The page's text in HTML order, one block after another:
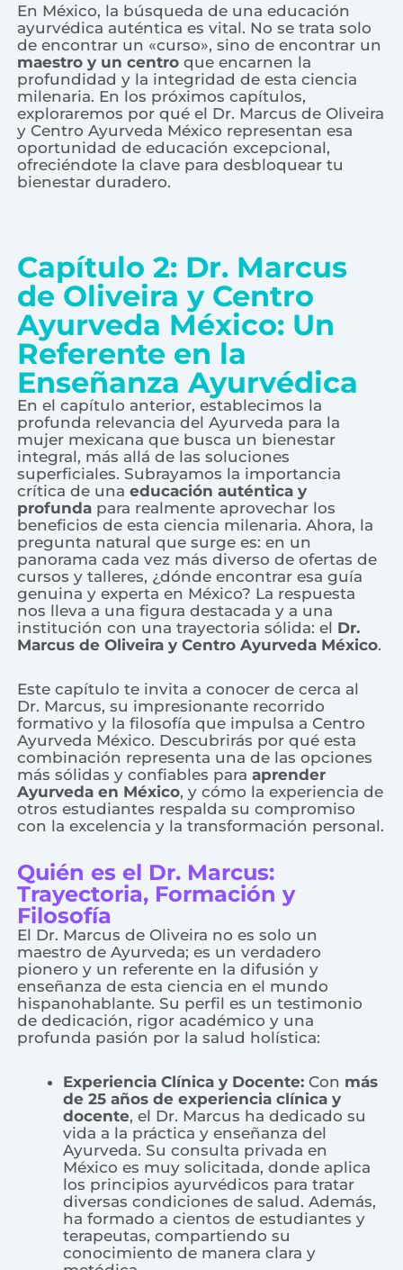
En México, la búsqueda de una educación
ayurvédica auténtica es vital. No se trata solo
de encontrar un «curso», sino de encontrar un
maestro y un centro que encarnen la
profundidad y la integridad de esta ciencia
milenaria. En los próximos capítulos,
exploraremos por qué el Dr. Marcus de Oliveira
y Centro Ayurveda México representan esa
oportunidad de educación excepcional,
ofreciéndote la clave para desbloquear tu
bienestar duradero.
Capítulo 2: Dr. Marcus
de Oliveira y Centro
Ayurveda México: Un
Referente en la
Enseñanza Ayurvédica
En el capítulo anterior, establecimos la
profunda relevancia del Ayurveda para la
mujer mexicana que busca un bienestar
integral, más allá de las soluciones
superficiales. Subrayamos la importancia
crítica de unaeducación auténtica y
profunda para realmente aprovechar los
beneficios de esta ciencia milenaria. Ahora, la
pregunta natural que surge es: en un
panorama cada vez más diverso de ofertas de
cursos y talleres, ¿dónde encontrar esa guía
genuina y experta en México? La respuesta
nos lleva a una figura destacada y a una
institución con una trayectoria sólida: el Dr.
Marcus de Oliveira y Centro Ayurveda México.
Este capítulo te invita a conocer de cerca al
Dr. Marcus, su impresionante recorrido
formativo y la filosofía que impulsa a Centro
Ayurveda México. Descubrirás por qué esta
combinación representa una de las opciones
más sólidas y confiables paraaprender
Ayurveda en México, y cómo la experiencia de
otros estudiantes respalda su compromiso
con la excelencia y la transformación personal.
Quién es el Dr. Marcus:
Trayectoria, Formación y
Filosofía
El Dr. Marcus de Oliveira no es solo un
maestro de Ayurveda; es un verdadero
pionero y un referente en la difusión y
enseñanza de esta ciencia en el mundo
hispanohablante. Su perfil es un testimonio
de dedicación, rigor académico y una
profunda pasión por la salud holística:
Experiencia Clínica y Docente: Con más
de 25 años de experiencia clínica y
docente, el Dr. Marcus ha dedicado su
vida a la práctica y enseñanza del
Ayurveda. Su consulta privada en
México es muy solicitada, donde aplica
los principios ayurvédicos para tratar
diversas condiciones de salud. Además,
ha formado a cientos de estudiantes y
terapeutas, compartiendo su
conocimiento de manera clara y